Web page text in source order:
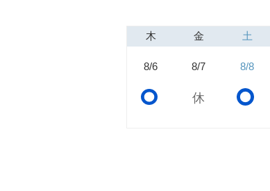
木 金 土
8/6 8/7 8/8